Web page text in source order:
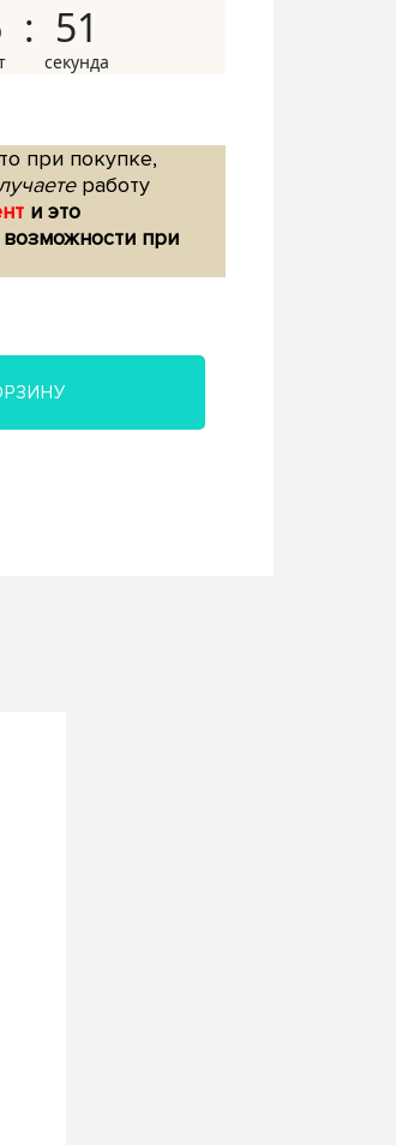
50
при покупке,
работу
и это
возможности при